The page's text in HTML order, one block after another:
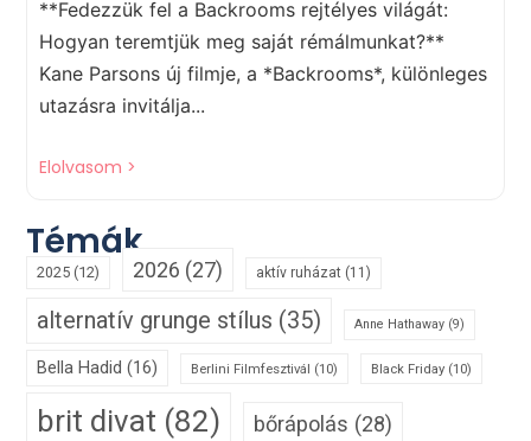
**Fedezzük fel a Backrooms rejtélyes világát:
Hogyan teremtjük meg saját rémálmunkat?**
Kane Parsons új filmje, a *Backrooms*, különleges
utazásra invitálja...
Elolvasom >
Témák
2025 (12) 2026 (27) aktív ruházat (11)
alternatív grunge stílus (35) Anne Hathaway (9)
Bella Hadid (16) Berlini Filmfesztivál (10) Black Friday (10)
brit divat (82) bőrápolás (28)